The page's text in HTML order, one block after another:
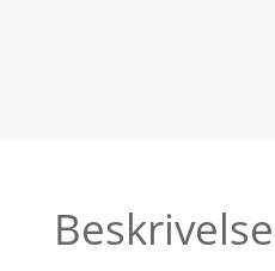
Beskrivelse